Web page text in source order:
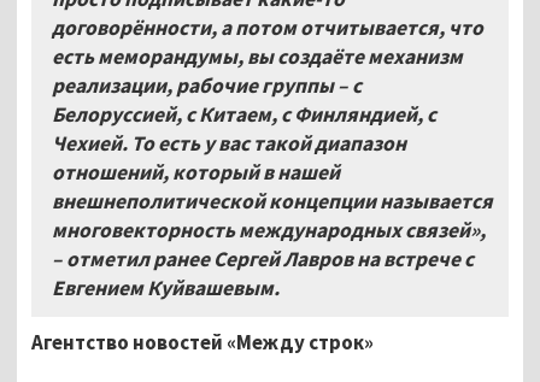
договорённости, а потом отчитывается, что
есть меморандумы, вы создаёте механизм
реализации, рабочие группы–с
Белоруссией, с Китаем, с Финляндией, с
Чехией. То есть у вас такой диапазон
отношений, который в нашей
внешнеполитической концепции называется
многовекторность международных связей»,
–отметил ранее Сергей Лавров на встрече с
Евгением Куйвашевым.
Агентство новостей «Между строк»